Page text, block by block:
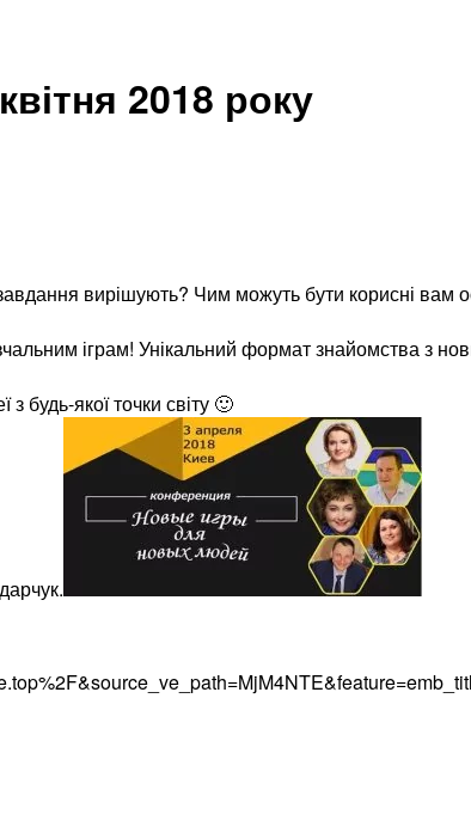
2018 року
вирішують? Чим можуть бути корисні вам
іграм! Унікальний формат знайомства з
будь-якої точки світу 🙂